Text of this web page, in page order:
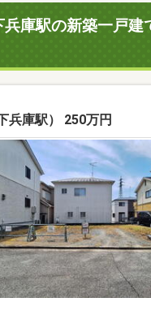
庫駅の新築一戸建
兵庫駅） 250万円